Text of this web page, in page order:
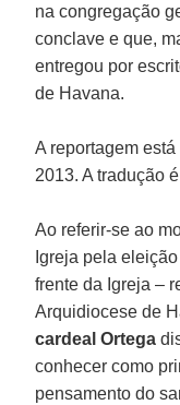
na congregação
conclave e que,
entregou por
de Havana.
A reportagem
2013. A tradução
Ao referir-se ao
Igreja pela
frente da Igreja –
Arquidiocese de
cardeal Ortega
conhecer como
pensamento do